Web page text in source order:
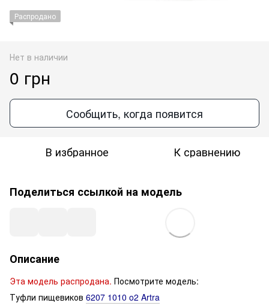
Распродано
Нет в наличии
0 грн
Сообщить, когда появится
В избранное К сравнению
Поделиться ссылкой на модель
Описание
Эта модель распродана. Посмотрите модель:
Туфли пищевиков 6207 1010 o2 Artra